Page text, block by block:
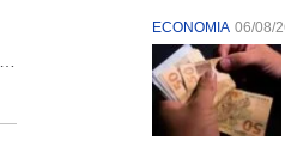
ECONOMIA 06/08/